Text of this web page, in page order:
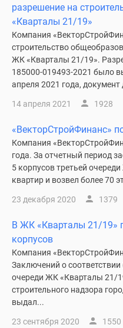
разрешение на
«Кварталы 21/19»
Компания
строительство
ЖК «Кварталы 21/19».
185000-019493-2021 было
апреля 2021 года, документ
14 апреля 2021 1928
«ВекторСтройФинанс»
Компания
года. За отчетный период
5 корпусов третьей
квартир и возвел более 70
23 декабря 2020 1379
В ЖК «Кварталы 21/19»
корпусов
Компания
Заключений о
очереди ЖК «Кварталы 21/
строительного надзора
выдал...
23 сентября 2020 1550